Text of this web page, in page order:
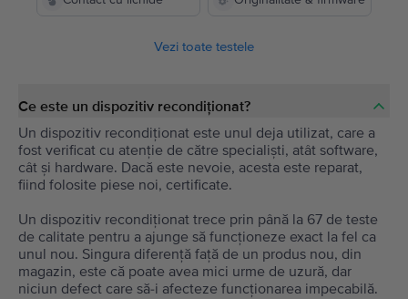
Vezi toate testele
Ce este un dispozitiv recondiționat?
Un dispozitiv recondiționat este unul deja utilizat, care a
fost verificat cu atenție de către specialiști, atât software,
cât și hardware. Dacă este nevoie, acesta este reparat,
fiind folosite piese noi, certificate.
Un dispozitiv recondiționat trece prin până la 67 de teste
de calitate pentru a ajunge să funcționeze exact la fel ca
unul nou. Singura diferență față de un produs nou, din
magazin, este că poate avea mici urme de uzură, dar
niciun defect care să-i afecteze funcționarea impecabilă.